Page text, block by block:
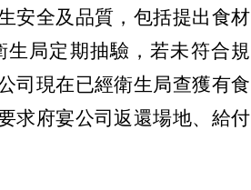
安全及品質，包括提出食材
局定期抽驗，若未符合規
司現在已經衛生局查獲有食
求府宴公司返還場地、給付